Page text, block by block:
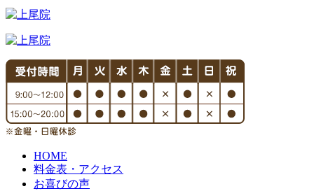
HOME
料金表・アクセス
お喜びの声